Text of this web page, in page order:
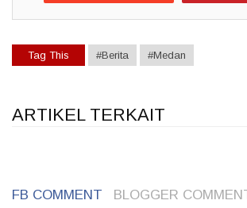
Tag This #Berita #Medan
ARTIKEL TERKAIT
FB COMMENT BLOGGER